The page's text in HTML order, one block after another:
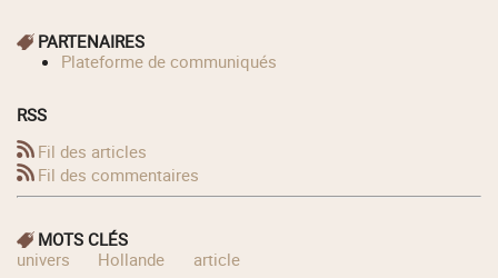
PARTENAIRES
Plateforme de communiqués
RSS
Fil des articles
Fil des commentaires
MOTS CLÉS
univers
Hollande
article